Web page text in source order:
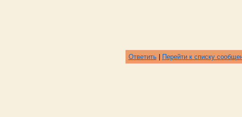
Ответить| Перейти к списку